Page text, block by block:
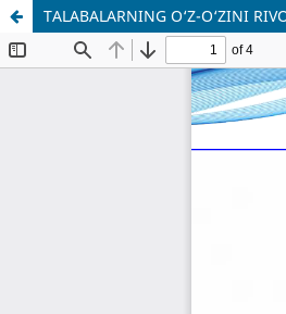
TALABALARNING O‘Z-O‘ZINI